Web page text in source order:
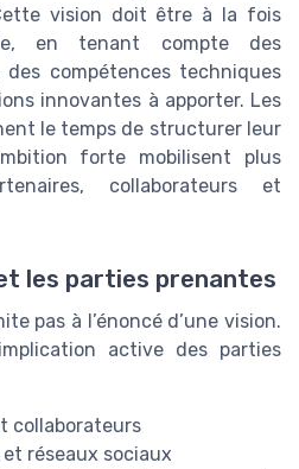
vision doit être à la fois
en tenant compte des
compétences techniques
innovantes à apporter. Les
le temps de structurer leur
forte mobilisent plus
collaborateurs et
les parties prenantes
pas à l’énoncé d’une vision.
active des parties
collaborateurs
réseaux sociaux